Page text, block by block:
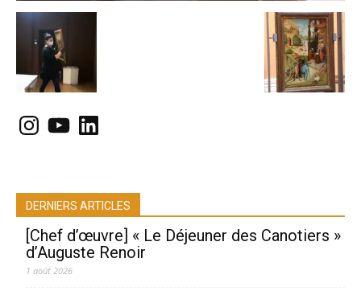
Instagram
YouTubeLinkedIn
DERNIERS ARTICLES
[Chef d’œuvre] « Le Déjeuner des Canotiers »
d’Auguste Renoir
1 août 2026